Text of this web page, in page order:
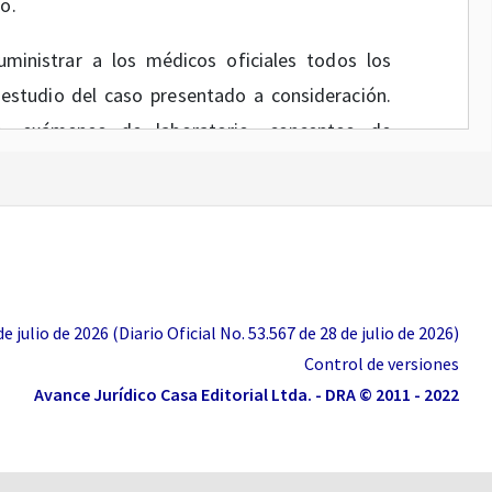
a los médicos oficiales todos los
del caso presentado a consideración.
exámenes de laboratorio, conceptos de
las empresas tendrán la obligación de
de acuerdo con las normas legales vigentes
alguna inconformidad. Fundamentada de
Médicos Seccionales de Medicina e Higiene
podrá interponer el recurso de reposición
julio de 2026 (Diario Oficial No. 53.567 de 28 de julio de 2026)
Control de versiones
Avance Jurídico Casa Editorial Ltda. - DRA © 2011 - 2022